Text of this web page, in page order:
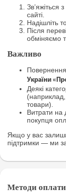
Зв’яжіться
сайті.
Надішліть
Після
обміняємо
Важливо
України
Деякі
(наприклад,
товари).
Витрати на
покупця
Якщо у вас
підтримки — ми
Методи оплати